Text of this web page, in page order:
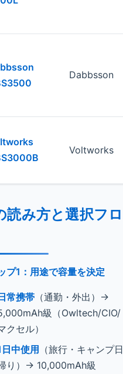
Dabbsson
Voltworks
読み方と選択フロ
プ1：用途で容量を決定
常携帯 （通勤・外出）→
級（Owltech/CIO/
クセル）
日中使用
（旅行・キャンプ日
り）→ 10,000mAh級